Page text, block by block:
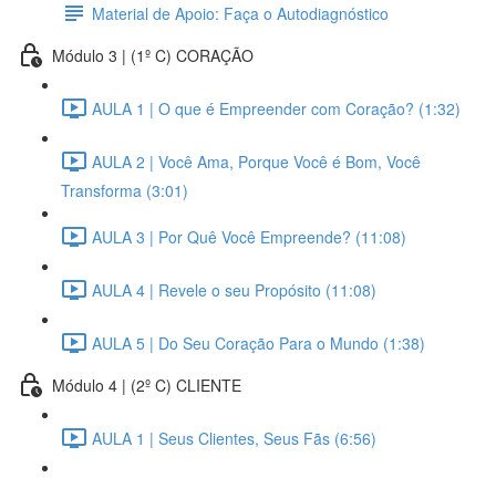
Material de Apoio: Faça o Autodiagnóstico
Módulo 3 | (1º C) CORAÇÃO
AULA 1 | O que é Empreender com Coração? (1:32)
AULA 2 | Você Ama, Porque Você é Bom, Você
Transforma (3:01)
AULA 3 | Por Quê Você Empreende? (11:08)
AULA 4 | Revele o seu Propósito (11:08)
AULA 5 | Do Seu Coração Para o Mundo (1:38)
Módulo 4 | (2º C) CLIENTE
AULA 1 | Seus Clientes, Seus Fãs (6:56)